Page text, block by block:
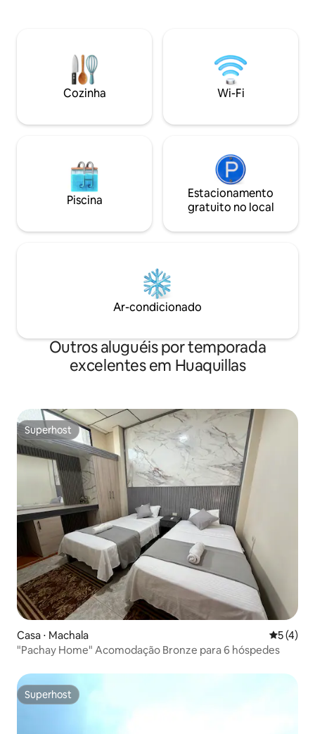
lazer. Desfrute de tranquilidade,
conforto e uma experiência única
durante sua visita. Contamos com sua
presença!
STREAMING:
Paramount+,
Premium e
5G.
Cozinha Wi-Fi
Piscina
Estacionamento
gratuito no local
Ar-condicionado
Outros aluguéis por temporada
excelentes em Huaquillas
Superhost
Superhost
Casa ⋅ Machala 5 de
5 (4)
"Pachay Home" Acomodação Bronze para 6 hóspedes
Superhost
Superhost